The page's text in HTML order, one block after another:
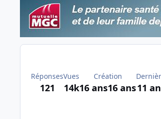
Réponses
121
Vues
14k
Création
16 ans16 ans11